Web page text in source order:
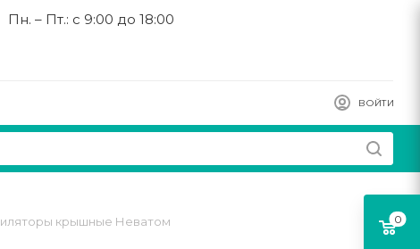
Пн. – Пт.: с 9:00 до 18:00
ВОЙТИ
крышные Неватом 0